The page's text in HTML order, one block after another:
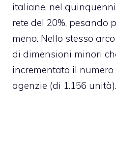
italiane, nel
rete del 20%, pesando
meno. Nello stesso
di dimensioni minori
incrementato il
agenzie (di 1.156 unità).